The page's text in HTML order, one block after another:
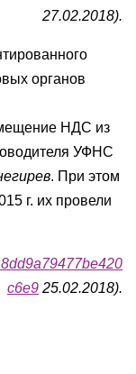
27.02.2018).
органов
НДС из
УФНС
. При этом
г. их провели
c6e9 25.02.2018).